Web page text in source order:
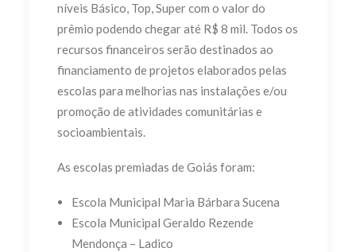
níveis Básico, Top, Super com o valor do
prêmio podendo chegar até R$ 8 mil. Todos os
recursos financeiros serão destinados ao
financiamento de projetos elaborados pelas
escolas para melhorias nas instalações e/ou
promoção de atividades comunitárias e
socioambientais.
As escolas premiadas de Goiás foram:
Escola Municipal Maria Bárbara Sucena
Escola Municipal Geraldo Rezende
Mendonça – Ladico